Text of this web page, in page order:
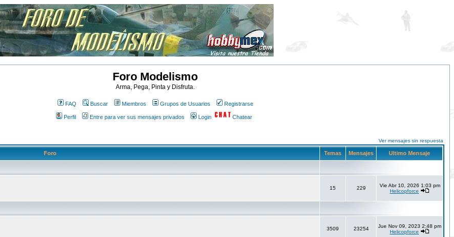
Foro Modelismo
Arma, Pega, Pinta y Disfruta.
FAQ Buscar Miembros Grupos de Usuarios Registrarse
Perfil Entre para ver sus mensajes privados Login Chatear
Ver mensajes sin respuesta
Foro Temas Mensajes Ultimo Mensaje
15 229
Vie Abr 10, 2026 1:03 pm
Helicopforce
3509 23254
Jue Nov 09, 2023 2:48 pm
Helicopforce